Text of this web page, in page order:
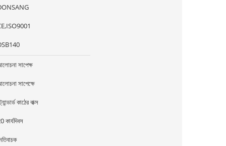
সাপেক্ষ
সাপেক্ষে
কাঠের বাক্স
কার্যদিবস